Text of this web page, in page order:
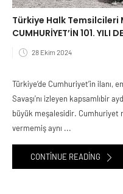
Türkiye Halk Temsilcileri
CUMHURİYET’İN 101. YILI
28 Ekim 2024
Türkiye’de Cumhuriyet’in ilanı,
Savaşı'nı izleyen kapsamlıbir
büyük meşalesidir. Cumhuriyet
vermemiş aynı ...
CONTINUE READING